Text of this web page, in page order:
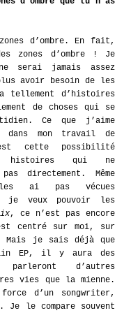
d’ombre. En fait,
zones d’ombre ! Je
serai jamais assez
avoir besoin de les
d’histoires
de choses qui se
Ce que j’aime
dans mon travail de
cette possibilité
histoires qui ne
pas directement. Même
ai pas vécues
je veux pouvoir les
, ce n’est pas encore
centré sur moi, sur
Mais je sais déjà que
EP, il y aura des
parleront d’autres
vies que la mienne.
d’un songwriter,
Je le compare souvent